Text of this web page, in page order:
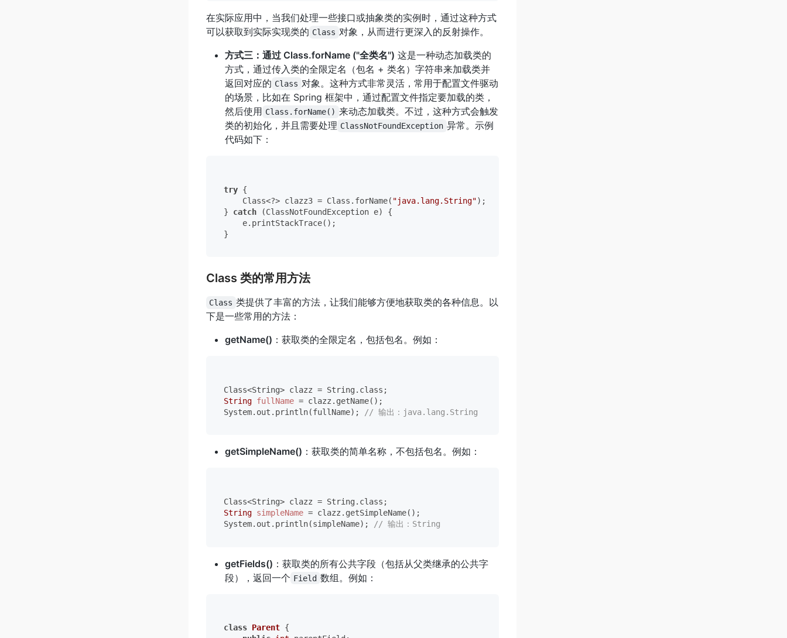
在实际应用中，当我们处理一些接口或抽象类的实例时，通过这种方式
可以获取到实际实现类的 Class 对象，从而进行更深入的反射操作。
方式三：通过 Class.forName ("全类名") 这是一种动态加载类的
方式，通过传入类的全限定名（包名 + 类名）字符串来加载类并
返回对应的 Class 对象。这种方式非常灵活，常用于配置文件驱动
的场景，比如在 Spring 框架中，通过配置文件指定要加载的类，
然后使用 Class.forName() 来动态加载类。不过，这种方式会触发
类的初始化，并且需要处理 ClassNotFoundException 异常。示例
代码如下：
try {
    Class<?> clazz3 = Class.forName(
"java.lang.String");
} catch (ClassNotFoundException e) {
    e.printStackTrace();
Class 类的常用方法
Class 类提供了丰富的方法，让我们能够方便地获取类的各种信息。以
下是一些常用的方法：
getName() ：获取类的全限定名，包括包名。例如：
String fullName = clazz.getName();
System.out.println(fullName);
// 输出：java.lang.String
getSimpleName() ：获取类的简单名称，不包括包名。例如：
String simpleName = clazz.getSimpleName();
System.out.println(simpleName);
// 输出：String
getFields() ：获取类的所有公共字段（包括从父类继承的公共字
段），返回一个 Field 数组。例如：
class Parent {